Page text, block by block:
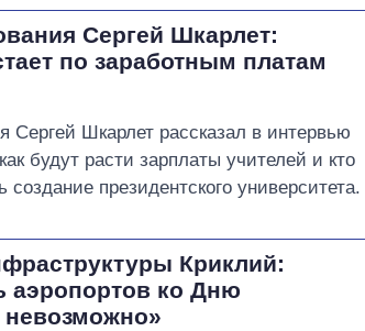
Сергей Шкарлет:
по заработным платам
Сергей Шкарлет рассказал в интервью
будут расти зарплаты учителей и кто
создание президентского университета.
Криклий:
аэропортов ко Дню